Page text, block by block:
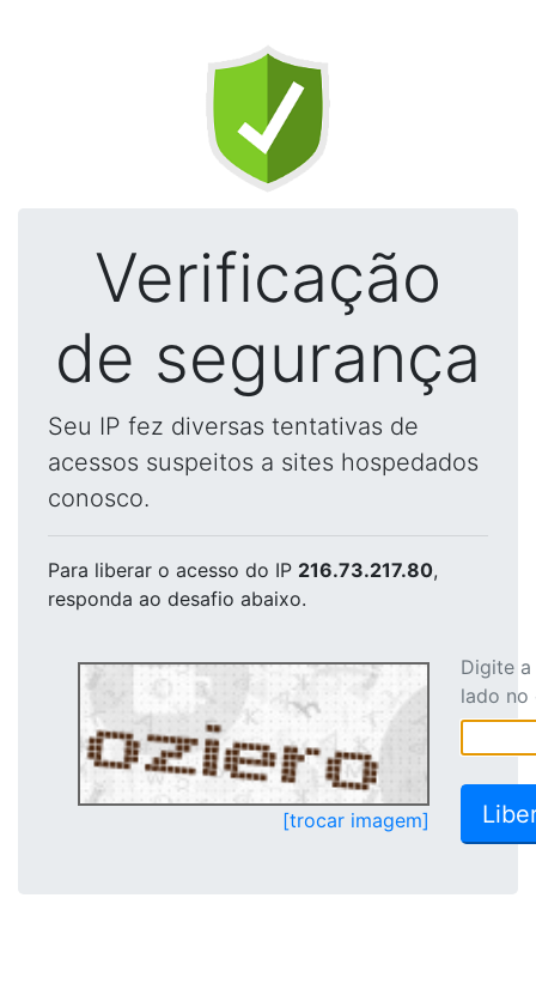
Verificação
de segurança
Seu IP fez diversas tentativas de
acessos suspeitos a sites hospedados
conosco.
Para liberar o acesso do IP 216.73.217.80,
responda ao desafio abaixo.
[trocar imagem]
Digite
lado no